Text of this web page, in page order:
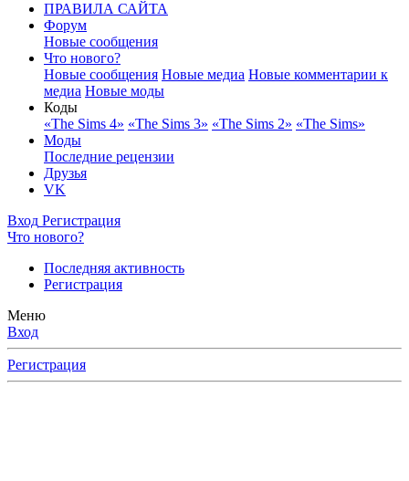
ПРАВИЛА САЙТА
Форум
Новые сообщения
Что нового?
Новые сообщения Новые медиа Новые комментарии к
медиа Новые моды
Коды
«The Sims 4» «The Sims 3» «The Sims 2» «The Sims»
Моды
Последние рецензии
Друзья
VK
Вход Регистрация
Что нового?
Последняя активность
Регистрация
Меню
Вход
Регистрация